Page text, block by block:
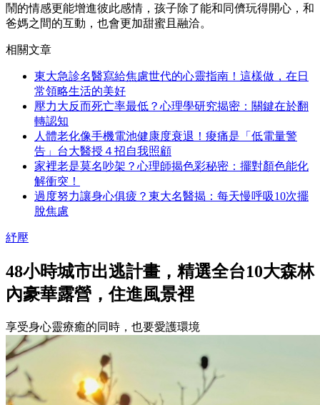
鬧的情感更能增進彼此感情，孩子除了能和同儕玩得開心，和
爸媽之間的互動，也會更加甜蜜且融洽。
相關文章
東大急診名醫寫給焦慮世代的心靈指南！這樣做，在日
常領略生活的美好
壓力大反而死亡率最低？心理學研究揭密：關鍵在於翻
轉認知
人體老化像手機電池健康度衰退！痠痛是「低電量警
告」台大醫授４招自我照顧
家裡老是莫名吵架？心理師揭色彩秘密：擺對顏色能化
解衝突！
過度努力讓身心俱疲？東大名醫揭：每天慢呼吸10次擺
脫焦慮
紓壓
48小時城市出逃計畫，精選全台10大森林
內豪華露營，住進風景裡
享受身心靈療癒的同時，也要愛護環境